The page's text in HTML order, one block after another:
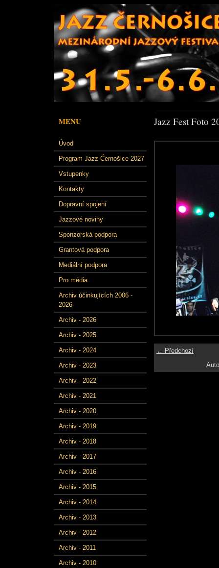
MENU
Úvod
Program Jazz Černošice 2027
Vstupenky
Kontakty
Dopravní spojení
Jazzové noviny
Sponzorská podpora
Grantová podpora
Mediální podpora
Pro média
Archiv účinkujících 2006 -
2026
Archiv - 2026
Archiv - 2025
Archiv - 2024
Archiv - 2023
Archiv - 2022
Archiv - 2021
Archiv - 2020
Archiv - 2019
Archiv - 2018
Archiv - 2017
Archiv - 2016
Archiv - 2015
Archiv - 2014
Archiv - 2013
Archiv - 2012
Archiv - 2011
Archiv - 2010
Jazz Fest Foto
← Předchozí